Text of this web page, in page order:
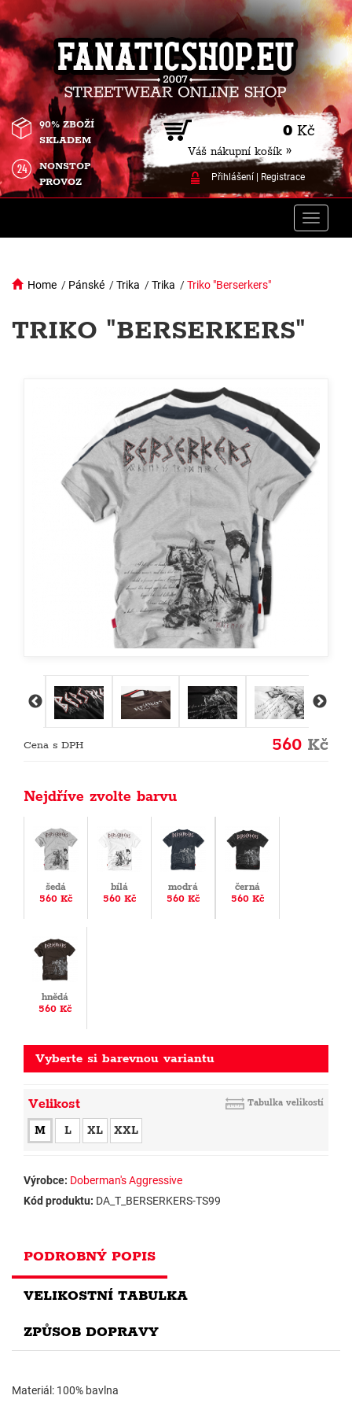
0 Kč
Váš nákupní košík »
Přihlášení| Registrace
90% ZBOŽÍ
SKLADEM
NONSTOP
PROVOZ
Toggle
Home / Pánské /Trika /Trika /Triko "Berserkers"
TRIKO "BERSERKERS"
Cena s DPH 560 Kč
Nejdříve zvolte barvu
šedá
560 Kč
bílá
560 Kč
modrá
560 Kč
černá
560 Kč
hnědá
560 Kč
Vyberte si barevnou variantu
Velikost Tabulka velikostí
M L XL XXL
Výrobce: Doberman's Aggressive
Kód produktu: DA_T_BERSERKERS-TS99
PODROBNÝ POPIS
VELIKOSTNÍ TABULKA
ZPŮSOB DOPRAVY
Materiál: 100% bavlna